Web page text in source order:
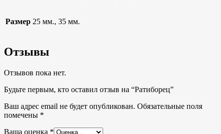
Размер 25 мм., 35 мм.
Отзывы
Отзывов пока нет.
Будьте первым, кто оставил отзыв на “Ратиборец”
Ваш адрес email не будет опубликован. Обязательные поля
помечены *
Ваша оценка *